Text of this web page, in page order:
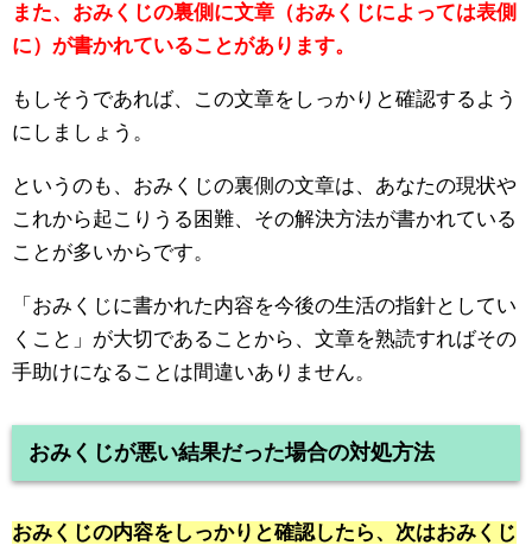
また、おみくじの裏側に文章（おみくじによっては表側
に）が書かれていることがあります。
もしそうであれば、この文章をしっかりと確認するよう
にしましょう。
というのも、おみくじの裏側の文章は、あなたの現状や
これから起こりうる困難、その解決方法が書かれている
ことが多いからです。
「おみくじに書かれた内容を今後の生活の指針としてい
くこと」が大切であることから、文章を熟読すればその
手助けになることは間違いありません。
おみくじが悪い結果だった場合の対処方法
おみくじの内容をしっかりと確認したら、次はおみくじ